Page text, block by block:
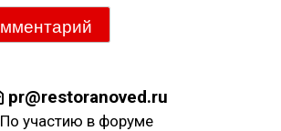
pr@restoranoved.ru
По участию в форуме